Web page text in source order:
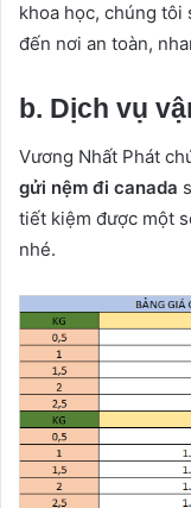
khoa học, chúng tôi
đến nơi an toàn,
b. Dịch vụ
Vương Nhất Phát
gửi nệm đi canada
tiết kiệm được một
nhé.